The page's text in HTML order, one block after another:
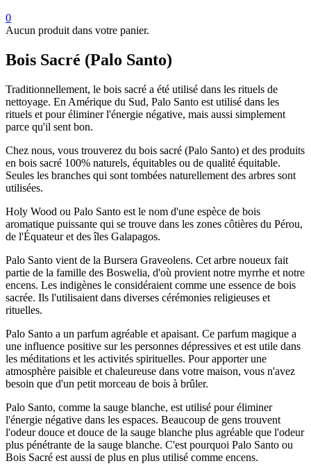
0
Aucun produit dans votre panier.
Bois Sacré (Palo Santo)
Traditionnellement, le bois sacré a été utilisé dans les rituels de
nettoyage. En Amérique du Sud, Palo Santo est utilisé dans les
rituels et pour éliminer l'énergie négative, mais aussi simplement
parce qu'il sent bon.
Chez nous, vous trouverez du bois sacré (Palo Santo) et des produits
en bois sacré 100% naturels, équitables ou de qualité équitable.
Seules les branches qui sont tombées naturellement des arbres sont
utilisées.
Holy Wood ou Palo Santo est le nom d'une espèce de bois
aromatique puissante qui se trouve dans les zones côtières du Pérou,
de l'Équateur et des îles Galapagos.
Palo Santo vient de la Bursera Graveolens. Cet arbre noueux fait
partie de la famille des Boswelia, d'où provient notre myrrhe et notre
encens. Les indigènes le considéraient comme une essence de bois
sacrée. Ils l'utilisaient dans diverses cérémonies religieuses et
rituelles.
Palo Santo a un parfum agréable et apaisant. Ce parfum magique a
une influence positive sur les personnes dépressives et est utile dans
les méditations et les activités spirituelles. Pour apporter une
atmosphère paisible et chaleureuse dans votre maison, vous n'avez
besoin que d'un petit morceau de bois à brûler.
Palo Santo, comme la sauge blanche, est utilisé pour éliminer
l'énergie négative dans les espaces. Beaucoup de gens trouvent
l'odeur douce et douce de la sauge blanche plus agréable que l'odeur
plus pénétrante de la sauge blanche. C'est pourquoi Palo Santo ou
Bois Sacré est aussi de plus en plus utilisé comme encens.